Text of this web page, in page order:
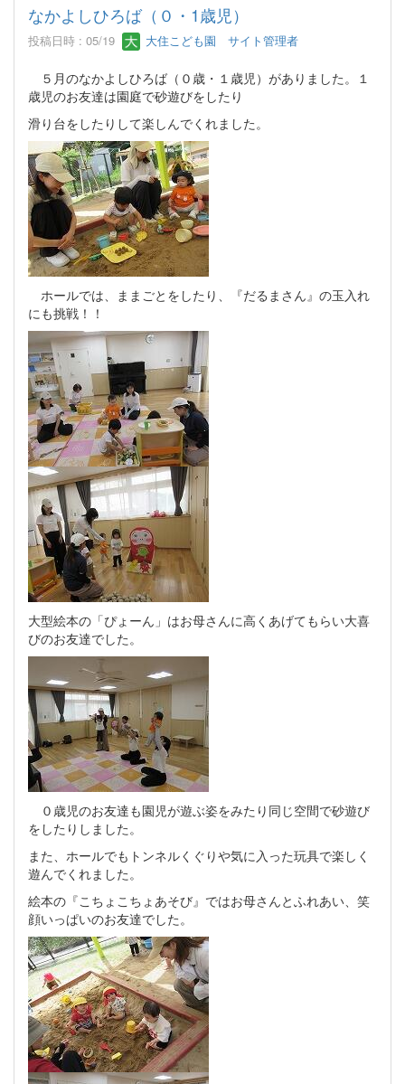
なかよしひろば（０・1歳児）
投稿日時 : 05/19 大住こども園 サイト管理者
５月のなかよしひろば（０歳・１歳児）がありました。１
歳児のお友達は園庭で砂遊びをしたり
滑り台をしたりして楽しんでくれました。
ホールでは、ままごとをしたり、『だるまさん』の玉入れ
にも挑戦！！
大型絵本の「ぴょーん」はお母さんに高くあげてもらい大喜
びのお友達でした。
０歳児のお友達も園児が遊ぶ姿をみたり同じ空間で砂遊び
をしたりしました。
また、ホールでもトンネルくぐりや気に入った玩具で楽しく
遊んでくれました。
絵本の『こちょこちょあそび』ではお母さんとふれあい、笑
顔いっぱいのお友達でした。